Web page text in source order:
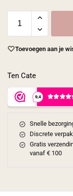
Toevoegen aan je
Ten Cate
Snelle
Discrete
Gratis
vanaf € 100